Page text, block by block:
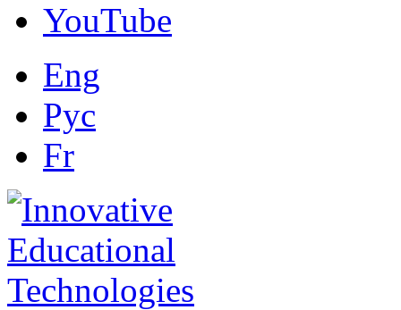
YouTube
Eng
Рус
Fr